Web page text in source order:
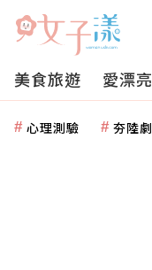
美食旅遊 愛漂亮
心理測驗 夯陸劇